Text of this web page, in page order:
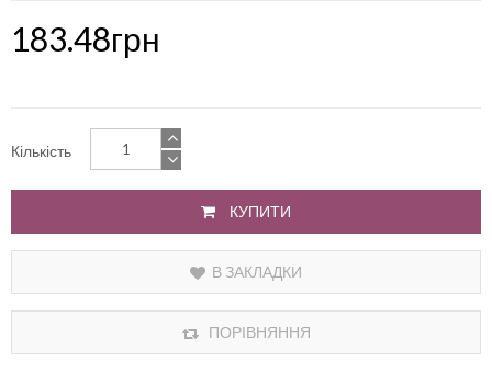
183.48грн
Кількість
КУПИТИ
В ЗАКЛАДКИ
ПОРІВНЯННЯ